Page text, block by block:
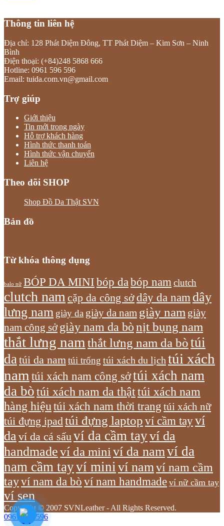
Thông tin liên hệ
Địa chỉ: 128 Phát Diệm Đông, TT Phát Diệm – Kim Sơn – Ninh
Bình
Điện thoại: (+84)248 5868 666
Hotline: 0961 596 596
Email: tuida.com.vn@gmail.com
Trợ giúp
Giới thiệu
Tin mới trong ngày
Hỗ trợ khách hàng
Hình thức thanh toán
Hình thức vận chuyển
Liên hệ
Theo dõi SHOP
Shop Đồ Da Thật SVN
Bản đồ
Từ khóa thông dụng
balo nữ BÓP DA MINI bóp da bóp nam clutch
clutch nam cặp da công sởdây da nam dây
lưng nam giày da giày da nam giày nam giày
nam công sở giày nam da bònịt bụng nam
thắt lưng nam thắt lưng nam da bòtúi
da túi da nam túi trống túi xách du lịch túi xách
nam túi xách nam công sởtúi xách nam
da bòtúi xách nam da thậttúi xách nam
hàng hiệu túi xách nam thời trang túi xách nữ
túi đựng ipad túi đựng laptop ví cầm tayví
da ví da cá sấu ví da cầm tayví da
handmadeví da mini ví da namví da
nam cầm tayví mini ví namví nam cầm
tayví nam da bò ví nam handmade ví nữ cầm tay
ví sen
Copyright © 2007 SVNLeather - All Rights Reserved.
0961 596 596